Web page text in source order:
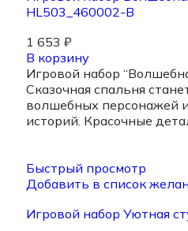
HL503_460002-B
1 653 ₽
В корзину
Игровой набор
Сказочная спальня
волшебных персонажей
историй. Красочные
Быстрый просмотр
Добавить в список
Игровой набор Уютная